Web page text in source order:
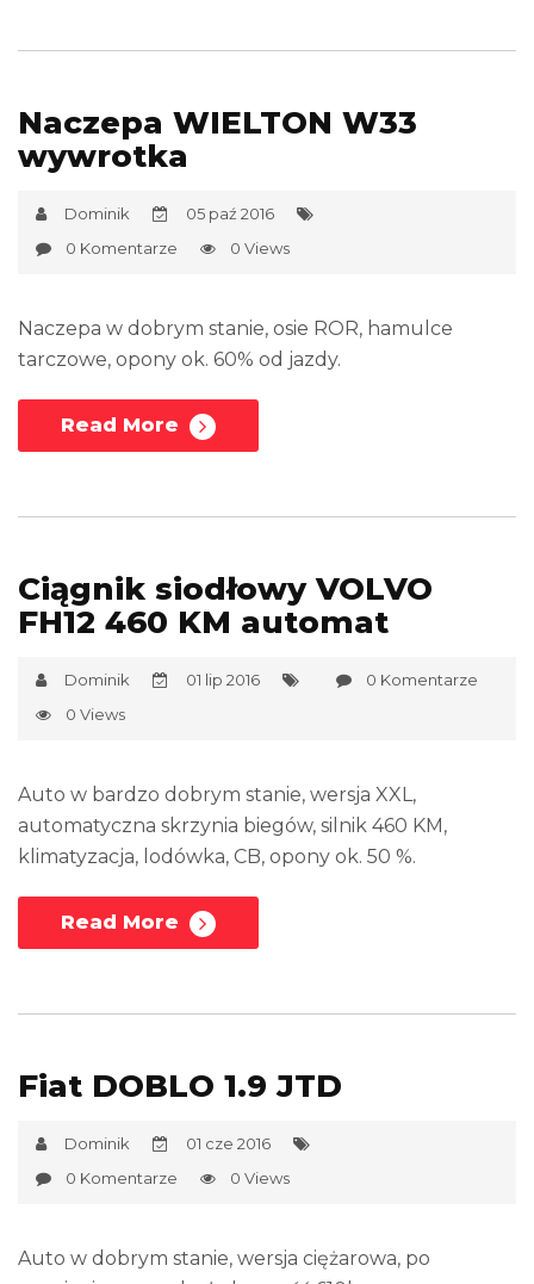
Naczepa WIELTON W33
wywrotka
Dominik
05 paź 2016
0 Komentarze
0 Views
Naczepa w dobrym stanie, osie ROR, hamulce
tarczowe, opony ok. 60% od jazdy.
Read More
Ciągnik siodłowy VOLVO
FH12 460 KM automat
Dominik 01 lip 2016
0 Komentarze
0 Views
Auto w bardzo dobrym stanie, wersja XXL,
automatyczna skrzynia biegów, silnik 460 KM,
klimatyzacja, lodówka, CB, opony ok. 50 %.
Read More
Fiat DOBLO 1.9 JTD
Dominik
01 cze 2016
0 Komentarze
0 Views
Auto w dobrym stanie, wersja ciężarowa, po